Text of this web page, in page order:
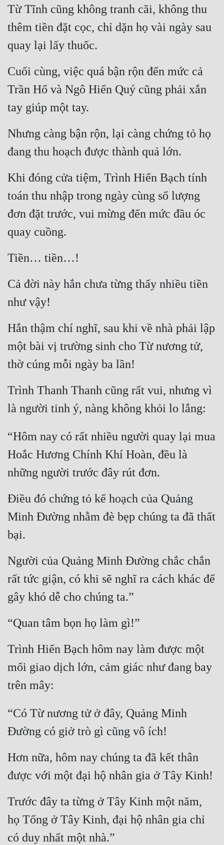
Từ Tĩnh cũng không tranh cãi, không thu
thêm tiền đặt cọc, chỉ dặn họ vài ngày sau
quay lại lấy thuốc.
Cuối cùng, việc quá bận rộn đến mức cả
Trần Hổ và Ngô Hiển Quý cũng phải xắn
tay giúp một tay.
Nhưng càng bận rộn, lại càng chứng tỏ họ
đang thu hoạch được thành quả lớn.
Khi đóng cửa tiệm, Trình Hiển Bạch tính
toán thu nhập trong ngày cùng số lượng
đơn đặt trước, vui mừng đến mức đầu óc
quay cuồng.
Tiền… tiền…!
Cả đời này hắn chưa từng thấy nhiều tiền
như vậy!
Hắn thậm chí nghĩ, sau khi về nhà phải lập
một bài vị trường sinh cho Từ nương tử,
thờ cúng mỗi ngày ba lần!
Trình Thanh Thanh cũng rất vui, nhưng vì
là người tinh ý, nàng không khỏi lo lắng:
“Hôm nay có rất nhiều người quay lại mua
Hoắc Hương Chính Khí Hoàn, đều là
những người trước đây rút đơn.
Điều đó chứng tỏ kế hoạch của Quảng
Minh Đường nhằm đè bẹp chúng ta đã thất
bại.
Người của Quảng Minh Đường chắc chắn
rất tức giận, có khi sẽ nghĩ ra cách khác để
gây khó dễ cho chúng ta.”
“Quan tâm bọn họ làm gì!”
Trình Hiển Bạch hôm nay làm được một
mối giao dịch lớn, cảm giác như đang bay
trên mây:
“Có Từ nương tử ở đây, Quảng Minh
Đường có giở trò gì cũng vô ích!
Hơn nữa, hôm nay chúng ta đã kết thân
được với một đại hộ nhân gia ở Tây Kinh!
Trước đây ta từng ở Tây Kinh một năm,
họ Tống ở Tây Kinh, đại hộ nhân gia chỉ
có duy nhất một nhà.”